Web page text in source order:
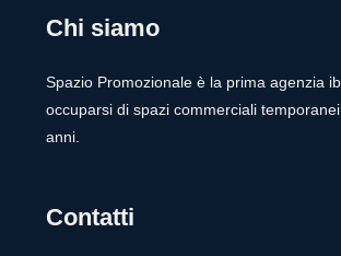
Chi siamo
Spazio Promozionale è la prima agenzia
occuparsi di spazi commerciali
anni.
Contatti